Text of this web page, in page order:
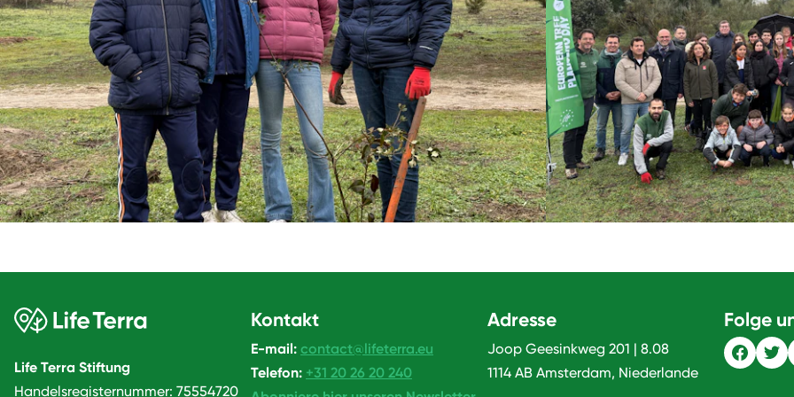
Life Terra Stiftung
Handelsregisternummer: 75554720
Kontakt
E-mail: contact@lifeterra.eu
Telefon: +31 20 26 20 240
Adresse
Joop Geesinkweg 201 | 8.08
1114 AB Amsterdam, Niederlande
Folge